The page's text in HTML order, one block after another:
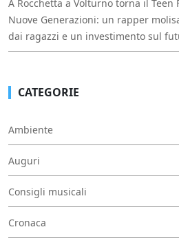
A Rocchetta a Volturno torna il Teen
Nuove Generazioni: un rapper
dai ragazzi e un investimento sul
CATEGORIE
Ambiente
Auguri
Consigli musicali
Cronaca